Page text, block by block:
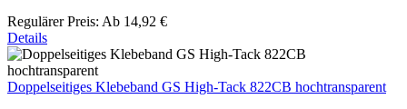
Regulärer Preis: Ab 14,92 €
Details
Doppelseitiges Klebeband GS High-Tack 822CB hochtransparent